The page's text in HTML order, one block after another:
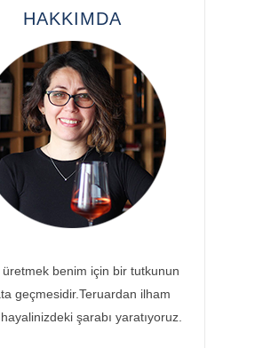
HAKKIMDA
üretmek benim için bir tutkunun
geçmesidir.Teruardan ilham
şarabı yaratıyoruz.